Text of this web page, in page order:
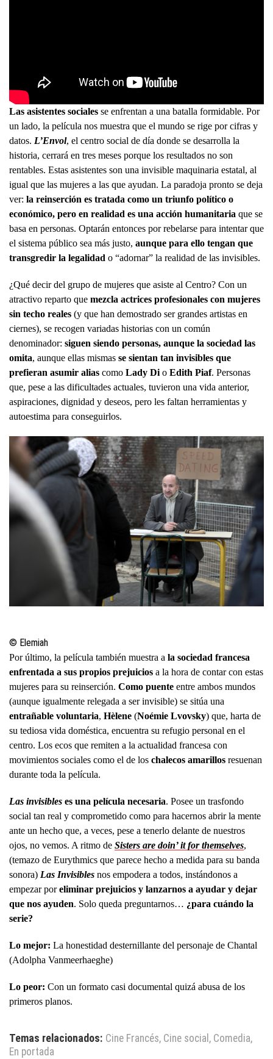
Las asistentes sociales se enfrentan a una batalla formidable. Por
un lado, la película nos muestra que el mundo se rige por cifras y
datos. L’Envol, el centro social de día donde se desarrolla la
historia, cerrará en tres meses porque los resultados no son
rentables. Estas asistentes son una invisible maquinaria estatal, al
igual que las mujeres a las que ayudan. La paradoja pronto se deja
ver: la reinserción es tratada como un triunfo político o
económico, pero en realidad es una acción humanitaria que se
basa en personas. Optarán entonces por rebelarse para intentar que
el sistema público sea más justo, aunque para ello tengan que
transgredir la legalidad o “adornar” la realidad de las invisibles.
¿Qué decir del grupo de mujeres que asiste al Centro? Con un
atractivo reparto que mezcla actrices profesionales con mujeres
sin techo reales (y que han demostrado ser grandes artistas en
ciernes), se recogen variadas historias con un común
denominador: siguen siendo personas, aunque la sociedad las
omita, aunque ellas mismas se sientan tan invisibles que
prefieran asumir alias como Lady Dio Edith Piaf. Personas
que, pese a las dificultades actuales, tuvieron una vida anterior,
aspiraciones, dignidad y deseos, pero les faltan herramientas y
autoestima para conseguirlos.
© Elemiah
Por último, la película también muestra a la sociedad francesa
enfrentada a sus propios prejuicios a la hora de contar con estas
mujeres para su reinserción. Como puente entre ambos mundos
(aunque igualmente relegada a ser invisible) se sitúa una
entrañable voluntaria, Hèlene (Noémie Lvovsky) que, harta de
su tediosa vida doméstica, encuentra su refugio personal en el
centro. Los ecos que remiten a la actualidad francesa con
movimientos sociales como el de los chalecos amarillos resuenan
durante toda la película.
Las invisibles es una película necesaria. Posee un trasfondo
social tan real y comprometido como para hacernos abrir la mente
ante un hecho que, a veces, pese a tenerlo delante de nuestros
ojos, no vemos. A ritmo de Sisters are doin’ it for themselves,
(temazo de Eurythmics que parece hecho a medida para su banda
sonora) Las Invisibles nos empodera a todos, instándonos a
empezar poreliminar prejuicios y lanzarnos a ayudar y dejar
que nos ayuden. Solo queda preguntarnos… ¿para cuándo la
serie?
Lo mejor: La honestidad desternillante del personaje de Chantal
(Adolpha Vanmeerhaeghe)
Lo peor: Con un formato casi documental quizá abusa de los
primeros planos.
Temas relacionados: Cine Francés, Cine social , Comedia,
En portada